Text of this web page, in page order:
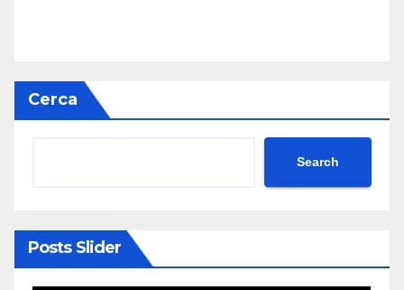
Cerca
Search
Posts Slider